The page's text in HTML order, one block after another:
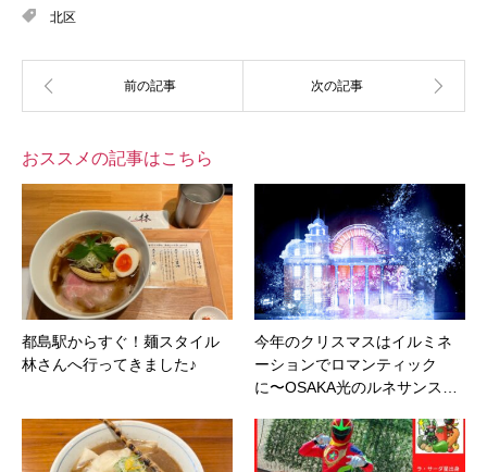
北区
おススメの記事はこちら
都島駅からすぐ！麺スタイル
林さんへ行ってきました♪
今年のクリスマスはイルミネ
ーションでロマンティック
に〜OSAKA光のルネサンス…